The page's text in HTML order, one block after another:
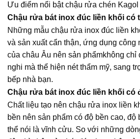
Ưu điểm nổi bật chậu rửa chén
Chậu rửa bát inox đúc liền khối có
Những mẫu chậu rửa inox đúc liền
và sản xuất cẩn thận, ứng dụng công
của châu Âu nên sản phẩmkhông chỉ
nghi mà thể hiện nét thẩm mỹ, sang
bếp nhà bạn.
Chậu rửa bát inox đúc liền khối có
Chất liệu tạo nên chậu rửa inox liền
bền nên sản phẩm có độ bền cao, độ
thể nói là vĩnh cửu. So với những